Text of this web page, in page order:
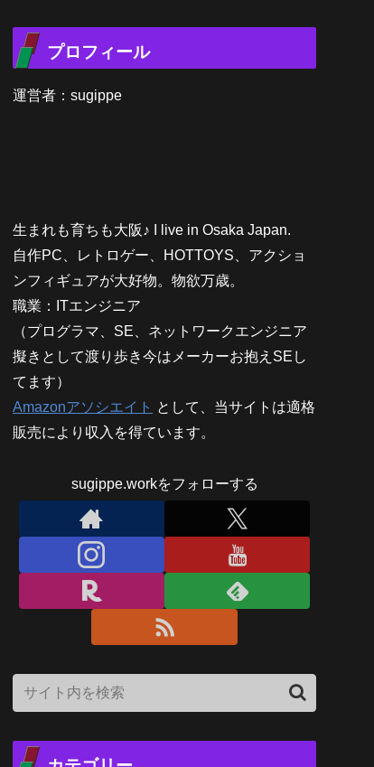
プロフィール
運営者：sugippe
生まれも育ちも大阪♪ I live in Osaka Japan.
自作PC、レトロゲー、HOTTOYS、アクショ
ンフィギュアが大好物。物欲万歳。
職業：ITエンジニア
（プログラマ、SE、ネットワークエンジニア
擬きとして渡り歩き今はメーカーお抱えSEし
てます）
Amazonアソシエイト として、当サイトは適格
販売により収入を得ています。
sugippe.workをフォローする